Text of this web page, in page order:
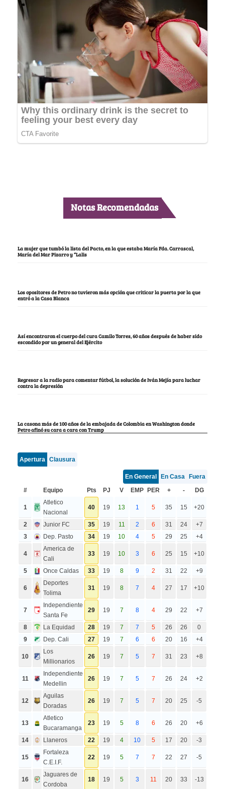
Notas Recomendadas
La mujer que tumbó la lista del Pacto, en la que estaba María Fda. Carrascal,
María del Mar Pizarro y “Lalis
Los opositores de Petro no tuvieron más opción que criticar la puerta por la que
entró a la Casa Blanca
Así encontraron el cuerpo del cura Camilo Torres, 60 años después de haber sido
escondido por un general del Ejército
Regresar a la radio para comentar fútbol, la solución de Iván Mejía para luchar
contra la depresión
La casona más de 100 años de la embajada de Colombia en Washington donde
Petro afinó su cara a cara con Trump
Apertura Clausura
En General En Casa
Fuera
#
Equipo Pts PJ V EMP PER + - DG
1
Atletico
Nacional
40 19 13 1 5 35 15 +20
2 Junior FC 35 19 11 2 6 31 24
+7
3
Dep. Pasto 34 19 10 4 5 29 25 +4
4
America de
Cali
33 19 10 3 6 25 15 +10
5 Once Caldas 33 19 8 9 2 31 22 +9
6
Deportes
Tolima
31 19 8 7 4 27 17 +10
7
Independiente
Santa Fe
29 19 7 8 4 29 22 +7
8 La Equidad 28 19 7 7 5 26 26
0
9
Dep. Cali 27 19 7 6 6 20 16 +4
10
Los
Millionarios
26 19 7 5 7 31 23 +8
11
Independiente
Medellin
26 19 7 5 7 26 24 +2
12
Aguilas
Doradas
26 19 7 5 7 20 25 -5
13
Atletico
Bucaramanga
23 19 5 8 6 26 20 +6
14 Llaneros 22 19 4 10 5 17 20 -3
15
Fortaleza
C.E.I.F.
22 19 5 7 7 22 27 -5
16
Jaguares de
Cordoba
18 19 5 3 11 20 33 -13